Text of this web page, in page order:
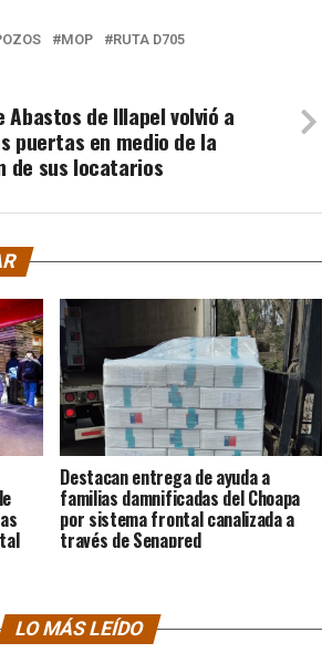
MOP RUTA D705
Abastos de Illapel volvió a
puertas en medio de la
de sus locatarios
Destacan entrega de ayuda a
familias damnificadas del Choapa
por sistema frontal canalizada a
través de Senapred
LO MÁS LEÍDO